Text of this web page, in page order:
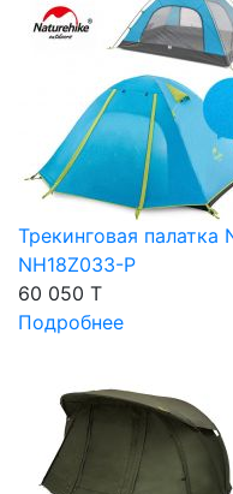
Трекинговая палатка
NH18Z033-P
60 050 T
Подробнее